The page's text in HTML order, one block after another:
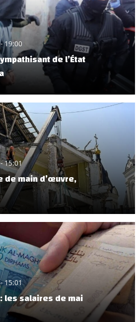
19:00
de l’État
15:01
de main d’œuvre,
15:01
les salaires de mai